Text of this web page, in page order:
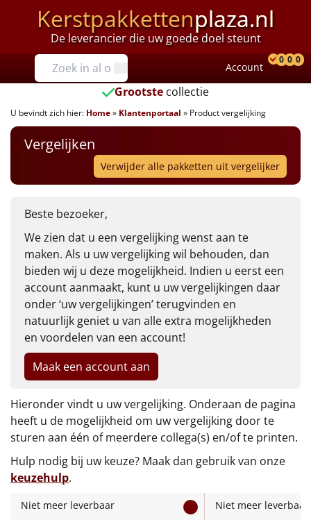
Kerstpakkettenplaza.nl
De leverancier die uw goede doel steunt
Prijzen
Tot €25
€25 tot €35
€35 tot €40
€40 tot €45
€45 tot €50
€50 tot €55
€55 tot €75
€75 tot €100
€100 en hoger
Alle kerstpakketten 2026
Thema
Origineel
Rituals
Luxe
Account
0 0 0
Grootste collectie
U bevindt zich hier: Home» Klantenportaal » Product vergelijking
Vergelijken
Verwijder alle pakketten uit vergelijker
Beste bezoeker,
We zien dat u een vergelijking wenst aan te
maken. Als u uw vergelijking wil behouden, dan
bieden wij u deze mogelijkheid. Indien u eerst een
account aanmaakt, kunt u uw vergelijkingen daar
onder ‘uw vergelijkingen’ terugvinden en
natuurlijk geniet u van alle extra mogelijkheden
en voordelen van een account!
Maak een account aan
Hieronder vindt u uw vergelijking. Onderaan de pagina
heeft u de mogelijkheid om uw vergelijking door te
sturen aan één of meerdere collega(s) en/of te printen.
Hulp nodig bij uw keuze? Maak dan gebruik van onze
keuzehulp.
Verlanglijst
Niet meer leverbaar Niet meer leverbaar